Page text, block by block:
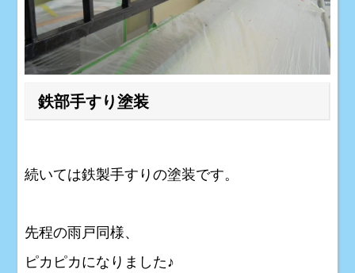
鉄部手すり塗装
続いては鉄製手すりの塗装です。
先程の雨戸同様、
ピカピカになりました♪